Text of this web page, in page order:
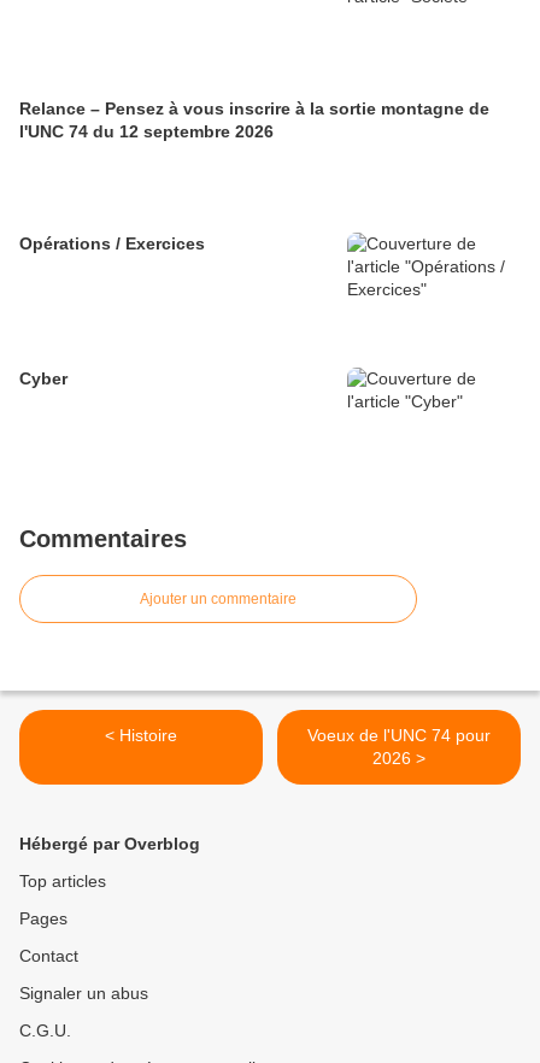
Relance – Pensez à vous inscrire à la sortie montagne de
l'UNC 74 du 12 septembre 2026
Opérations / Exercices
Cyber
Commentaires
Ajouter un commentaire
< Histoire
Voeux de l'UNC 74 pour
2026 >
Hébergé par Overblog
Top articles
Pages
Contact
Signaler un abus
C.G.U.